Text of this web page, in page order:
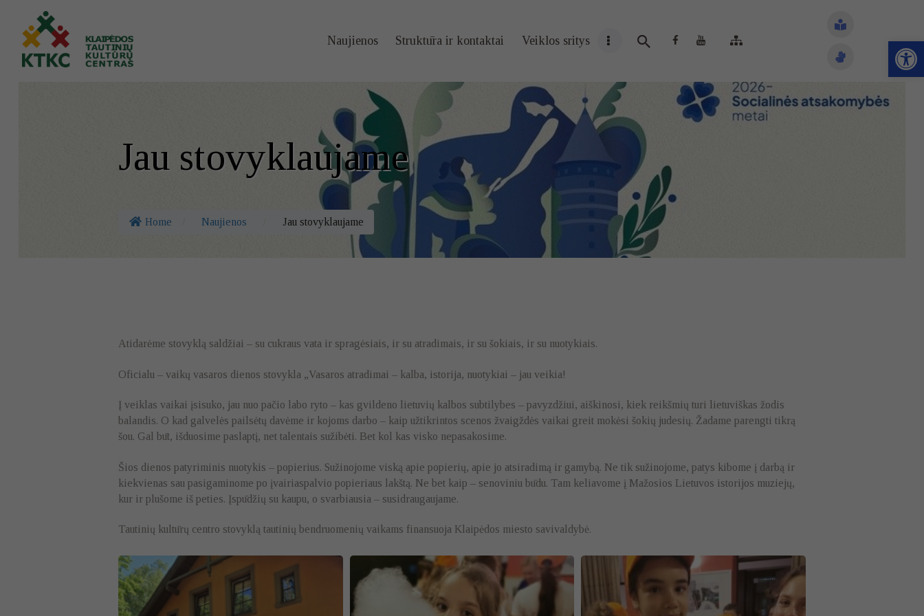
Open toolbar
Naujienos Struktūra ir kontaktai Veiklos sritys
Jau stovyklaujame
Home Naujienos Jau stovyklaujame
kontaktai
Veiklos sritys
Administracin
ė informacija
Kontaktai
Atidarėme stovyklą saldžiai – su cukraus vata ir spragėsiais, ir su atradimais, ir su šokiais, ir su nuotykiais.
Oficialu – vaikų vasaros dienos stovykla „Vasaros atradimai – kalba, istorija, nuotykiai – jau veikia!
Į veiklas vaikai įsisuko, jau nuo pačio labo ryto – kas gvildeno lietuvių kalbos subtilybes – pavyzdžiui, aiškinosi, kiek reikšmių turi lietuviškas žodis
balandis. O kad galvelės pailsėtų davėme ir kojoms darbo – kaip užtikrintos scenos žvaigždės vaikai greit mokėsi šokių judesių. Žadame parengti tikrą
šou. Gal būt, išduosime paslaptį, net talentais sužibėti. Bet kol kas visko nepasakosime.
Šios dienos patyriminis nuotykis – popierius. Sužinojome viską apie popierių, apie jo atsiradimą ir gamybą. Ne tik sužinojome, patys kibome į darbą ir
kiekvienas sau pasigaminome po įvairiaspalvio popieriaus lakštą. Ne bet kaip – senoviniu būdu. Tam keliavome į Mažosios Lietuvos istorijos muziejų,
kur ir plušome iš peties. Įspūdžių su kaupu, o svarbiausia – susidraugaujame.
Tautinių kultūrų centro stovyklą tautinių bendruomenių vaikams finansuoja Klaipėdos miesto savivaldybė.